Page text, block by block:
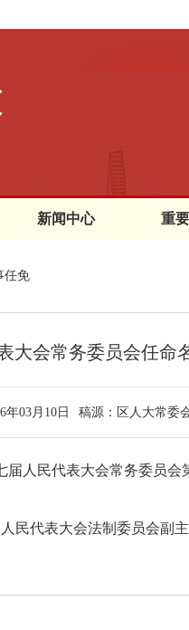
新闻中心 重
任免
大会常务委员会任命
年03月10日 稿源： 区人大常委
届人民代表大会常务委员会
代表大会法制委员会副主